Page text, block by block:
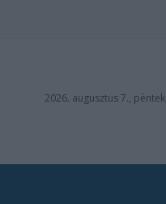
2026. augusztus 7., péntek